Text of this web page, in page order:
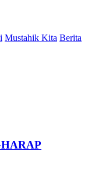
Mustahik Kita Berita